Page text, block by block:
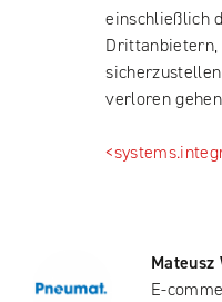
einschließlich
verloren
Mateusz
E-